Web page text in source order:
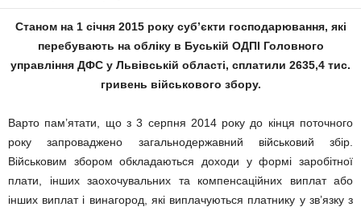
Станом на 1 cічня 2015 року суб’єкти господарювання, які
перебувають на обліку в Буській ОДПІ Головного
управління ДФС у Львівській області, сплатили 2635,4 тис.
гривень військового збору.
Варто пам’ятати, що з 3 серпня 2014 року до кінця поточного
року запроваджено загальнодержавний військовий збір.
Військовим збором обкладаються доходи у формі заробітної
плати, інших заохочувальних та компенсаційних виплат або
інших виплат і винагород, які виплачуються платнику у зв’язку з